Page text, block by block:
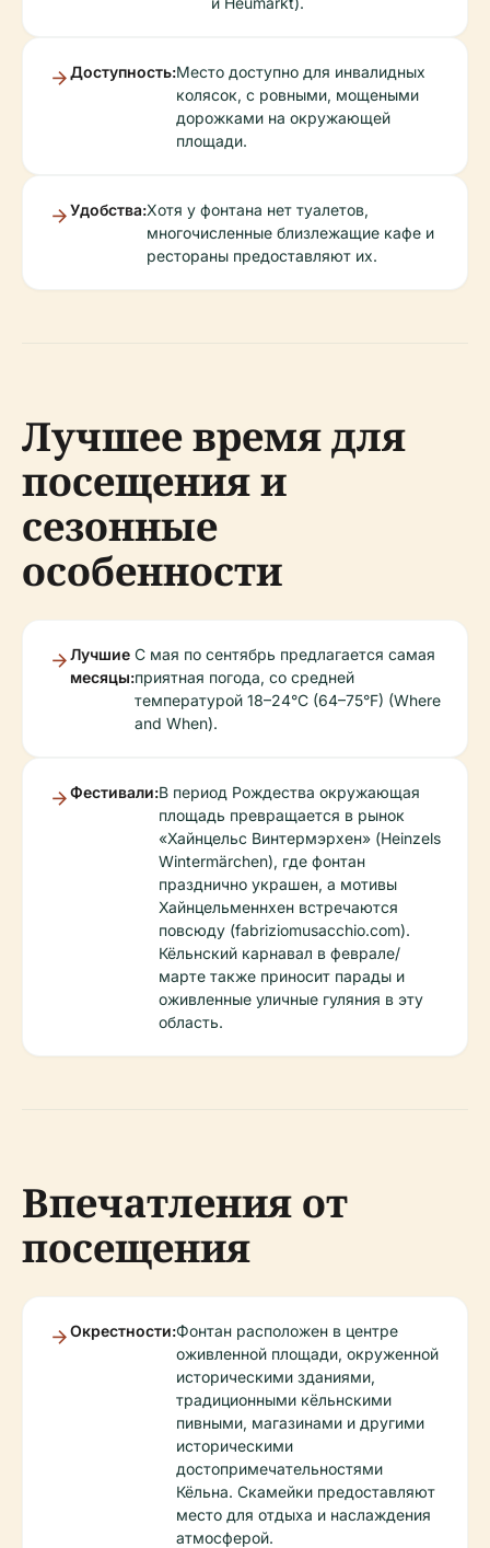
Доступность:Место доступно для инвалидных
колясок, с ровными, мощеными
дорожками на окружающей
площади.
Удобства:Хотя у фонтана нет туалетов,
многочисленные близлежащие кафе и
рестораны предоставляют их.
Лучшее время для
посещения и
сезонные
особенности
Лучшие
месяцы:
С мая по сентябрь предлагается самая
приятная погода, со средней
температурой 18–24°C (64–75°F) (Where
and When).
Фестивали:В период Рождества окружающая
площадь превращается в рынок
«Хайнцельс Винтермэрхен» (Heinzels
Wintermärchen), где фонтан
празднично украшен, а мотивы
Хайнцельменнхен встречаются
повсюду (fabriziomusacchio.com).
Кёльнский карнавал в феврале/
марте также приносит парады и
оживленные уличные гуляния в эту
область.
Впечатления от
посещения
Окрестности:Фонтан расположен в центре
оживленной площади, окруженной
историческими зданиями,
традиционными кёльнскими
пивными, магазинами и другими
историческими
достопримечательностями
Кёльна. Скамейки предоставляют
место для отдыха и наслаждения
атмосферой.